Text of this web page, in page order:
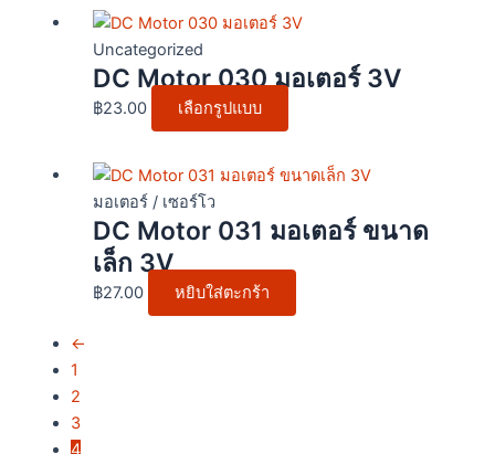
Uncategorized
DC Motor 030 มอเตอร์ 3V
฿23.00 เลือกรูปแบบ
This
has
variants.
options
be
the
มอเตอร์ / เซอร์โว
DC Motor 031 มอเตอร์ ขนาด
เล็ก 3V
฿27.00 หยิบใส่ตะกร้า
←
1
2
3
4